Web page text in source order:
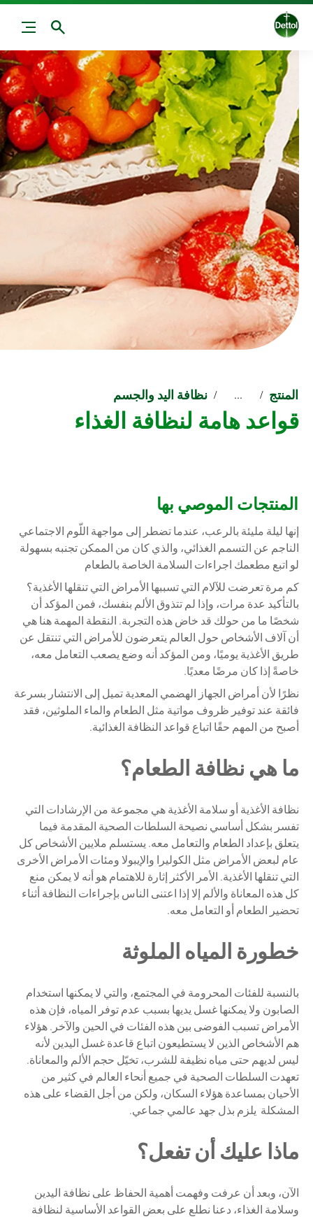
المنتج ... نظافة اليد والجسم
قواعد هامة لنظافة الغذاء
المنتجات الموصي بها
إنها ليلة مليئة بالرعب، عندما تضطر إلى مواجهة اللّوم الاجتماعي
الناجم عن التسمم الغذائي، والذي كان من الممكن تجنبه بسهولة
لو اتبع مطعمك اجراءات السلامة الخاصة بالطعام
كم مرة تعرضت للآلام التي تسببها الأمراض التي تنقلها الأغذية؟
بالتأكيد عدة مرات، وإذا لم تتذوق الألم بنفسك، فمن المؤكد أن
شخصًا ما من حولك قد خاض هذه التجربة. النقطة المهمة هنا هي
أن آلاف الأشخاص حول العالم يتعرضون للأمراض التي تنتقل عن
طريق الأغذية يوميًا، ومن المؤكد أنه وضع يصعب التعامل معه،
خاصةً إذا كان مرضًا معديًا.
نظرًا لأن أمراض الجهاز الهضمي المعدية تميل إلى الانتشار بسرعة
فائقة عند توفير ظروف مواتية مثل الطعام والماء الملوثين، فقد
أصبح من المهم حقًا اتباع قواعد النظافة الغذائية.
ما هي نظافة الطعام؟
نظافة الأغذية أو سلامة الأغذية هي مجموعة من الإرشادات التي
تفسر بشكل أساسي نصيحة السلطات الصحية المقدمة فيما
يتعلق بإعداد الطعام والتعامل معه. يستسلم ملايين الأشخاص كل
عام لبعض الأمراض مثل الكوليرا والإيبولا ومئات الأمراض الأخرى
التي تنقلها الأغذية. الأمر الأكثر إثارة للاهتمام هو أنه لا يمكن منع
كل هذه المعاناة والألم إلا إذا اعتنى الناس بإجراءات النظافة أثناء
تحضير الطعام أو التعامل معه.
خطورة المياه الملوثة
بالنسبة للفئات المحرومة في المجتمع، والتي لا يمكنها استخدام
الصابون ولا يمكنها غسل يديها بسبب عدم توفر المياه، فإن هذه
الأمراض تسبب الفوضى بين هذه الفئات في الحين والآخر. هؤلاء
هم الأشخاص الذين لا يستطيعون اتباع قاعدة غسل اليدين لأنه
ليس لديهم حتى مياه نظيفة للشرب، تخيّل حجم الألم والمعاناة.
تعهدت السلطات الصحية في جميع أنحاء العالم في كثير من
الأحيان بمساعدة هؤلاء السكان، ولكن من أجل القضاء على هذه
المشكلة يلزم بذل جهد عالمي جماعي.
ماذا عليك أن تفعل؟
الآن، وبعد أن عرفت وفهمت أهمية الحفاظ على نظافة اليدين
وسلامة الغذاء، دعنا نطلع على بعض القواعد الأساسية لنظافة